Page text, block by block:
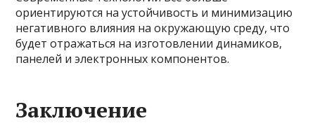
ориентируются на устойчивость и минимизацию
негативного влияния на окружающую среду, что
будет отражаться на изготовлении динамиков,
панелей и электронных компонентов.
Заключение